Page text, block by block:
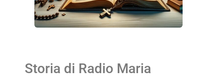
Storia di Radio Maria